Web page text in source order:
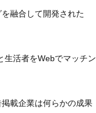
融合して開発された
生活者をWebでマッチン
載企業は何らかの成果